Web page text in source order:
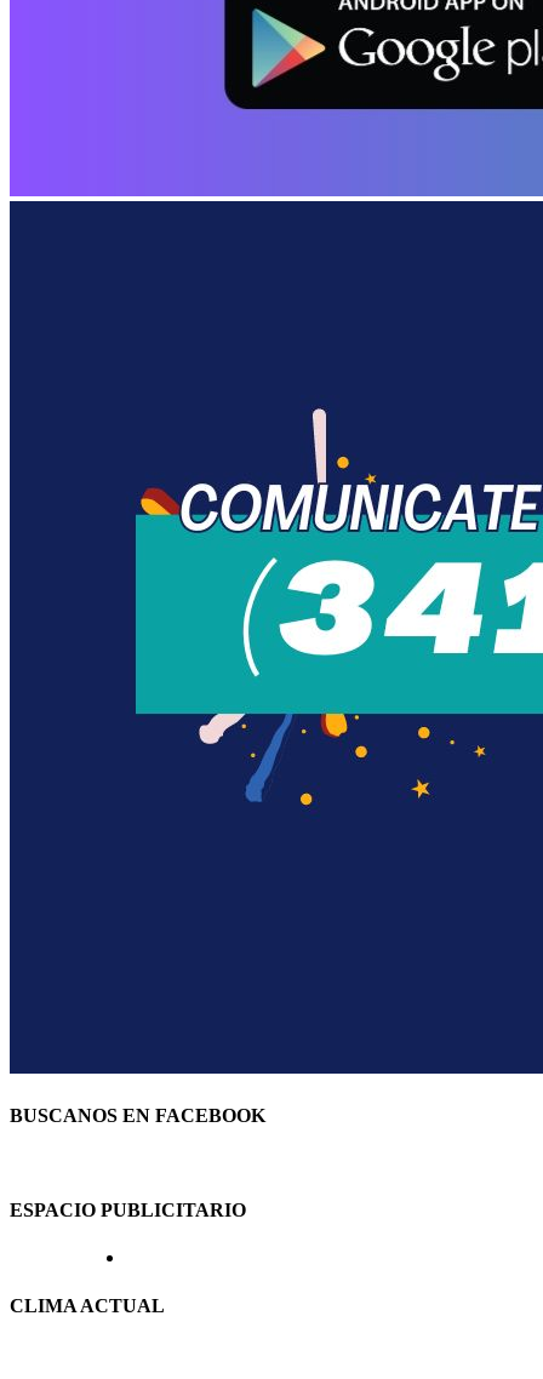
BUSCANOS EN FACEBOOK
ESPACIO PUBLICITARIO
CLIMA ACTUAL